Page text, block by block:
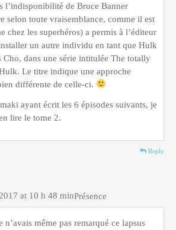
l’indisponibilité de Bruce Banner
selon toute vraisemblance, comme il est
chez les superhéros) a permis à l’éditeur
un autre individu en tant que Hulk
Cho, dans une série intitulée The totally
Le titre indique une approche
différente de celle-ci.
ayant écrit les 6 épisodes suivants, je
lire le tome 2.
Reply
Présence
at 10 h 48 min
n’avais même pas remarqué ce lapsus